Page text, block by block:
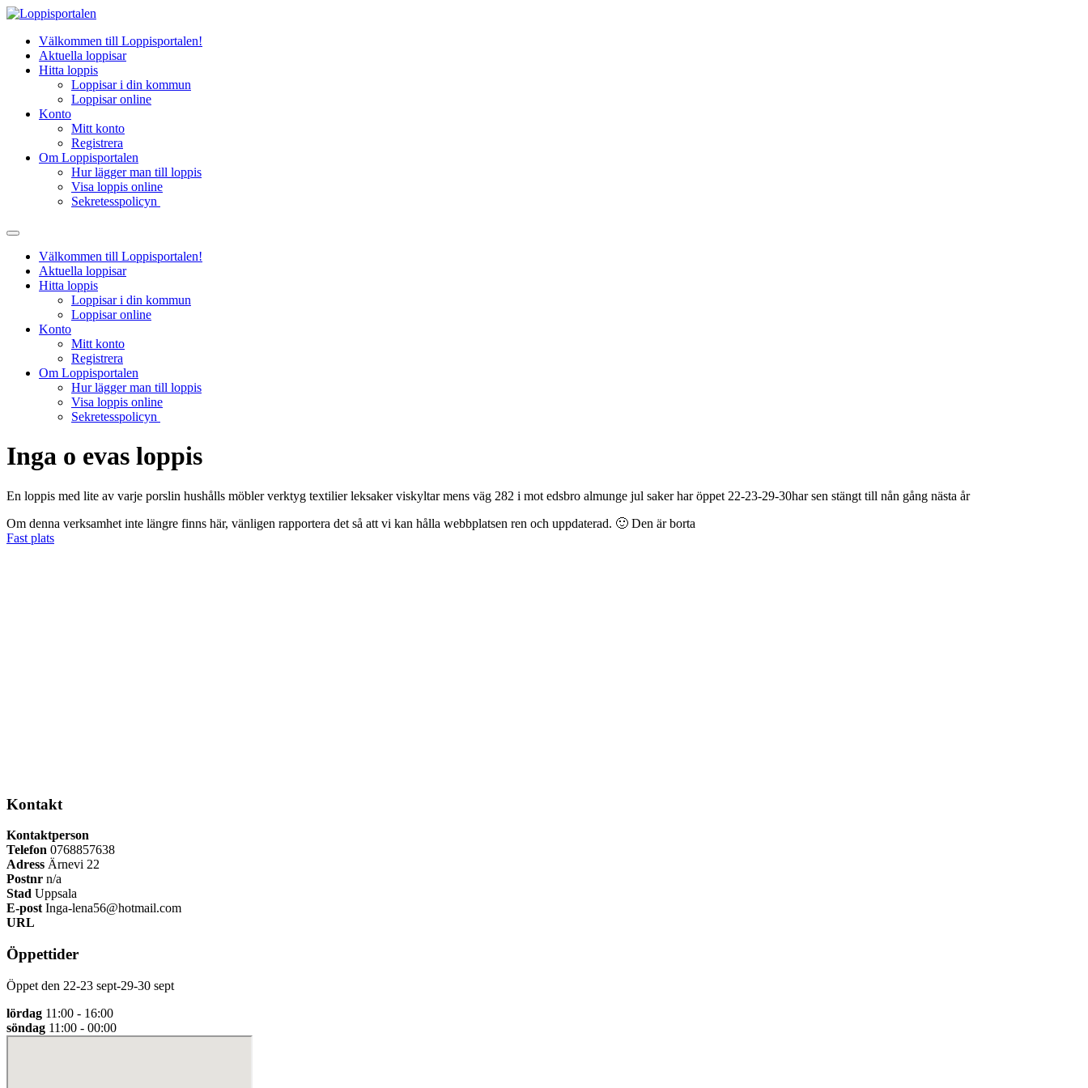
Hoppa
innehållVälkommen till Loppisportalen!
Aktuella loppisar
Hitta loppis
Loppisar i din kommun
Loppisar online
Konto
Mitt konto
Registrera
Om Loppisportalen
Hur lägger man till loppis
Visa loppis online
Sekretesspolicyn
Välkommen till Loppisportalen!
Aktuella loppisar
Hitta loppis
Loppisar i din kommun
Loppisar online
Konto
Mitt konto
Registrera
Om Loppisportalen
Hur lägger man till loppis
Visa loppis online
Sekretesspolicyn
Inga o evas loppis
En loppis med lite av varje porslin hushålls möbler verktyg textilier leksaker viskyltar mens väg 282 i mot edsbro almunge jul saker har öppet 22-23-29-30har sen stängt till nån gång nästa år
Om denna verksamhet inte längre finns här, vänligen rapportera det så att vi kan hålla webbplatsen ren och uppdaterad. 🙂 Den är borta
Fast plats
Kontakt
Kontaktperson
Telefon 0768857638
Adress Ärnevi 22
Postnr n/a
Stad Uppsala
E-post Inga-lena56@hotmail.com
URL
Öppettider
Öppet den 22-23 sept-29-30 sept
lördag 11:00 - 16:00
söndag 11:00 - 00:00